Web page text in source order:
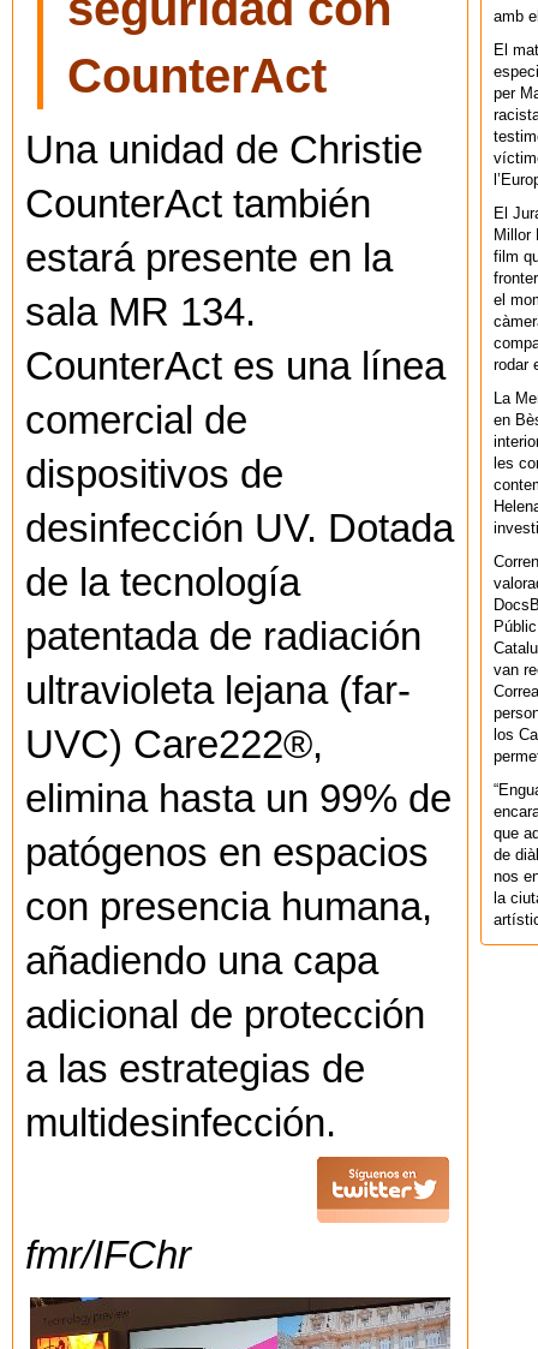
CounterAct
Una unidad de Christie
CounterAct también
estará presente en la
sala MR 134.
CounterAct es una línea
comercial de
dispositivos de
desinfección UV. Dotada
de la tecnología
patentada de radiación
ultravioleta lejana (far-
UVC) Care222®,
elimina hasta un 99% de
patógenos en espacios
con presencia humana,
añadiendo una capa
adicional de protección
a las estrategias de
multidesinfección.
fmr/IFChr
amb
El
per
El
Millor
film
el
rodar
La
en
les
van
los
que
de
nos
la